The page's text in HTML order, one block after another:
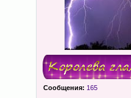
Сообщения: 165